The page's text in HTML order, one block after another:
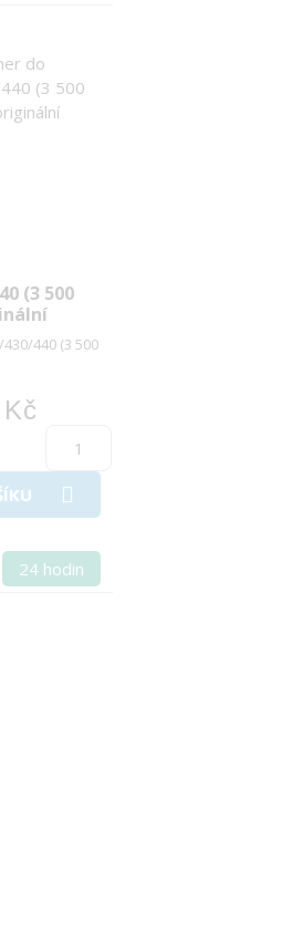
(3 500
440 (3 500
Kč
24 hodin